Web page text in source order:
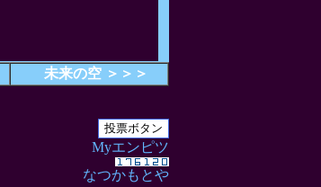
未来の空 ＞＞＞
Myエンピツ
なつかもとや